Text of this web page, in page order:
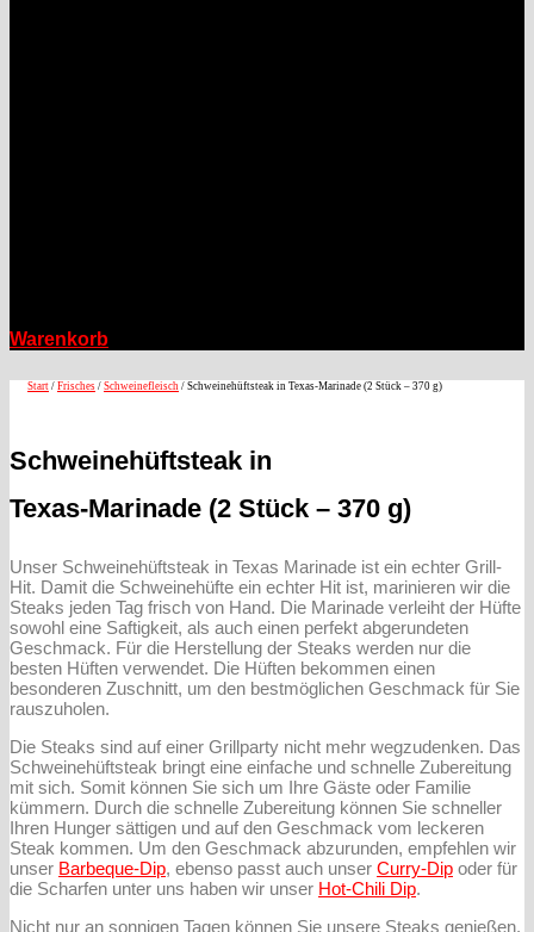
Warenkorb
Start / Frisches / Schweinefleisch / Schweinehüftsteak in Texas-Marinade (2 Stück – 370 g)
Schweinehüftsteak in
Texas-Marinade (2 Stück – 370 g)
Unser Schweinehüftsteak in Texas Marinade ist ein echter Grill-
Hit. Damit die Schweinehüfte ein echter Hit ist, marinieren wir die
Steaks jeden Tag frisch von Hand. Die Marinade verleiht der Hüfte
sowohl eine Saftigkeit, als auch einen perfekt abgerundeten
Geschmack. Für die Herstellung der Steaks werden nur die
besten Hüften verwendet. Die Hüften bekommen einen
besonderen Zuschnitt, um den bestmöglichen Geschmack für Sie
rauszuholen.
Die Steaks sind auf einer Grillparty nicht mehr wegzudenken. Das
Schweinehüftsteak bringt eine einfache und schnelle Zubereitung
mit sich. Somit können Sie sich um Ihre Gäste oder Familie
kümmern. Durch die schnelle Zubereitung können Sie schneller
Ihren Hunger sättigen und auf den Geschmack vom leckeren
Steak kommen. Um den Geschmack abzurunden, empfehlen wir
unser Barbeque-Dip, ebenso passt auch unser Curry-Dip oder für
die Scharfen unter uns haben wir unser Hot-Chili Dip.
Nicht nur an sonnigen Tagen können Sie unsere Steaks genießen.